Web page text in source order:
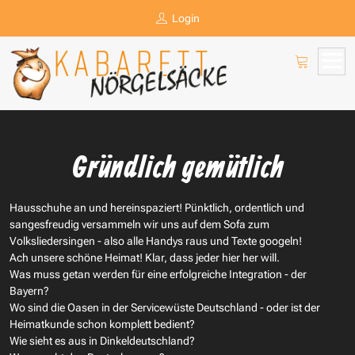
Login
Gründlich gemütlich
Hausschuhe an und hereinspaziert! Pünktlich, ordentlich und
sangesfreudig versammeln wir uns auf dem Sofa zum
Volksliedersingen - also alle Handys raus und Texte googeln!
Ach unsere schöne Heimat! Klar, dass jeder hier her will.
Was muss getan werden für eine erfolgreiche Integration - der
Bayern?
Wo sind die Oasen in der Servicewüste Deutschland - oder ist der
Heimatkunde schon komplett bedient?
Wie sieht es aus in Dinkeldeutschland?